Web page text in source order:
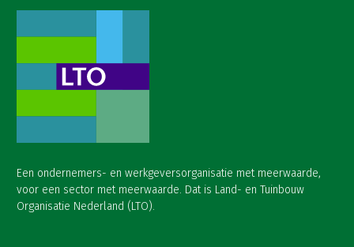
Een ondernemers- en werkgeversorganisatie met meerwaarde,
voor een sector met meerwaarde. Dat is Land- en Tuinbouw
Organisatie Nederland (LTO).